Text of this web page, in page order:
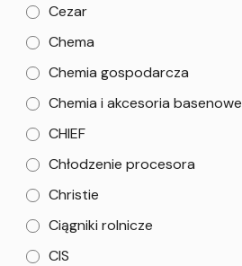
Cezar
Chema
Chemia gospodarcza
Chemia i akcesoria basenowe
CHIEF
Chłodzenie procesora
Christie
Ciągniki rolnicze
CIS